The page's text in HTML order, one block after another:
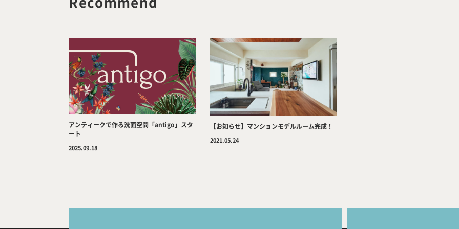
アンティークで作る洗面空間「antigo」スタ
ート
2025.09.18
【お知らせ】マンションモデルルーム完成！
2021.05.24